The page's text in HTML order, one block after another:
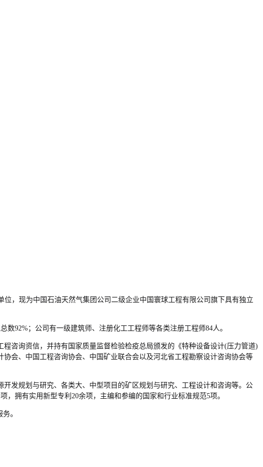
，现为中国石油天然气集团公司二级企业中国寰球工程有限公司旗下具有独立
92%；公司有一级建筑师、注册化工工程师等各类注册工程师84人。
咨询资信，并持有国家质量监督检验检疫总局颁发的《特种设备设计(压力管道)
会、中国工程咨询协会、中国矿业联合会以及河北省工程勘察设计咨询协会等
发规划与研究、各类大、中型项目的矿区规划与研究、工程设计和咨询等。公
拥有实用新型专利20余项，主编和参编的国家和行业标准规范5项。
。